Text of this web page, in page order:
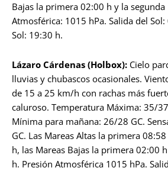
Bajas la primera 02:00 h y la
Atmosférica: 1015 hPa. Salida del
Sol: 19:30 h.
Lázaro Cárdenas (Holbox): Cielo
lluvias y chubascos ocasionales.
de 15 a 25 km/h con rachas más
caluroso. Temperatura Máxima: 35/
Mínima para mañana: 26/28 GC.
GC. Las Mareas Altas la primera
h, las Mareas Bajas la primera 02:00
h. Presión Atmosférica 1015 hPa.